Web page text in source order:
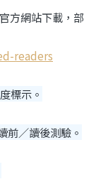
方網站下載，部
readers
標示。
前／讀後測驗。